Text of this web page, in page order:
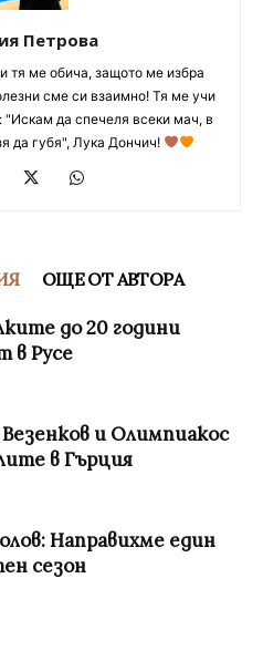
Петрова
тя ме обича, защото ме избра
сме си взаимно! Тя ме учи
"Искам да спечеля всеки мач, в
да губя", Лука Дончич!
ОЩЕ ОТ АВТОРА
до 20 години
в Русе
Везенков и Олимпиакос
в Гърция
Направихме един
сезон